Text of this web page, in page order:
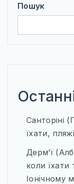
Пошук
Санторіні
їхати,
Дерм’ї
коли їхати
Іонічному